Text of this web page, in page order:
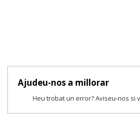
Ajudeu-nos a millorar
Heu trobat un error? Aviseu-nos si